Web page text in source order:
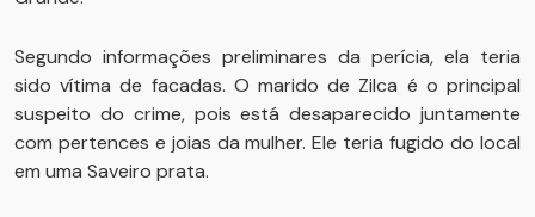
Segundo informações preliminares da perícia, ela teria
sido vítima de facadas. O marido de Zilca é o principal
suspeito do crime, pois está desaparecido juntamente
com pertences e joias da mulher. Ele teria fugido do local
em uma Saveiro prata.